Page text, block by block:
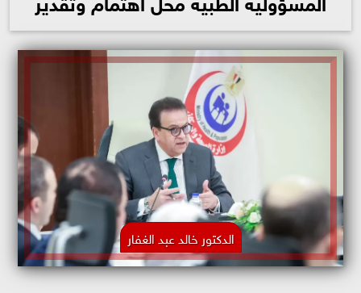
الدكتور خالد عبد الغفار